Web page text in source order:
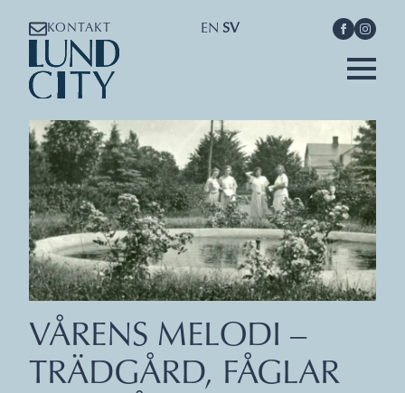
KONTAKT EN SV
VÅRENS MELODI –
TRÄDGÅRD, FÅGLAR